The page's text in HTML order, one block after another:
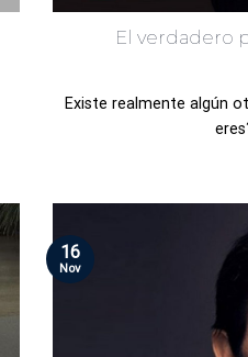
El verdadero
Existe realmente algún
16
Nov